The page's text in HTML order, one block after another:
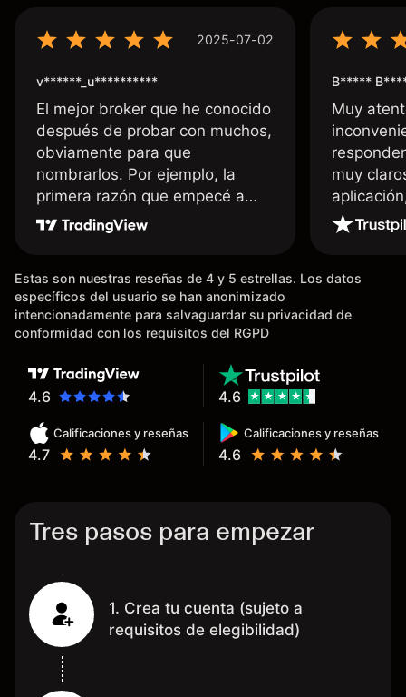
2025-07-02
v******_u**********
El mejor broker que he conocido
después de probar con muchos,
obviamente para que
nombrarlos. Por ejemplo, la
primera razón que empecé a
usar Capital fue la llegada de mi
dinero de inmediato a mi cuenta
existentes en el mercado que
tardan días o tienen mucha
burocracia; y la segunda razón,
hecho de operar en un mercado
determinado, debido a los
spread y al volumen existente.
Mientras más activo seas, más
dinero te reembolsa. Muchas
B*****
Muy
muy
Estas son nuestras reseñas de 4 y 5 estrellas. Los datos
específicos del usuario se han anonimizado
intencionadamente para salvaguardar su privacidad de
conformidad con los requisitos del RGPD
4.6
Calificaciones y reseñas
4.7
Calificaciones y reseñas
4.6
4.6
Tres pasos para empezar
1. Crea tu cuenta (sujeto a
requisitos de elegibilidad)